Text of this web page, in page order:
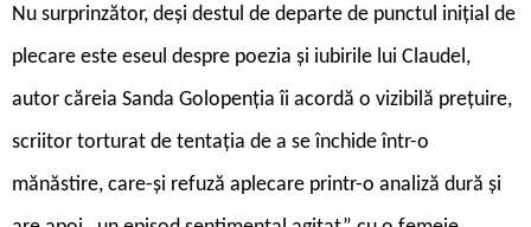
Nu surprinzător, deși destul de departe de punctul inițial de
plecare este eseul despre poezia și iubirile lui Claudel,
autor căreia Sanda Golopenția îi acordă o vizibilă prețuire,
scriitor torturat de tentația de a se închide într-o
mănăstire, care-și refuză aplecare printr-o analiză dură și